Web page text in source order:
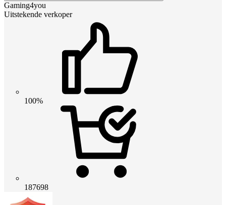
Gaming4you
Uitstekende verkoper
100%
187698